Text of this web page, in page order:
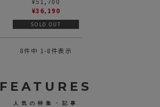
Rosé ラドン フラミンゴ
ゴールド ローズ
¥36,190
SOLD OUT
8件中 1 -8件表示
FEATURES
人気の特集・記事